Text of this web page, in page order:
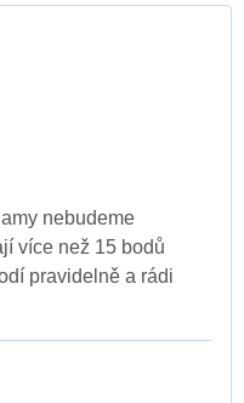
nebudeme
více než 15 bodů
pravidelně a rádi